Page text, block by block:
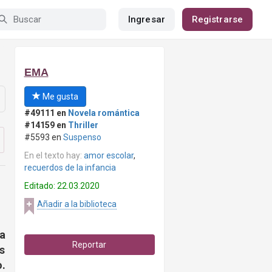
Ingresar Registrarse
EMA
Me gusta
#49111 en Novela romántica
#14159 en Thriller
#5593 en Suspenso
En el texto hay: amor escolar,
recuerdos de la infancia
Editado: 22.03.2020
Añadir a la biblioteca
Reportar